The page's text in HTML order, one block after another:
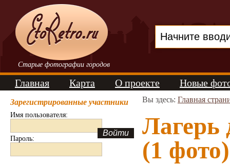
Старые фотографии городов
Главная Карта О проекте Новые
Зарегистрированные участники
Имя пользователя:
Пароль:
Вы здесь: Главная
Лагерь
(1 фото)